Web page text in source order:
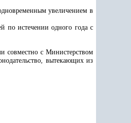
увеличением в
по истечении одного года с
совместно с Министерством
вытекающих из